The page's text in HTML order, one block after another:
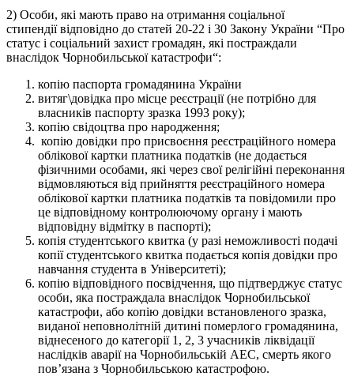
2) Особи, які мають право на отримання соціальної
стипендії відповідно до статей 20-22 і 30 Закону України “Про
статус і соціальний захист громадян, які постраждали
внаслідок Чорнобильської катастрофи“:
копію паспорта громадянина України
витяг\довідка про місце реєстрації (не потрібно для
власників паспорту зразка 1993 року);
копію свідоцтва про народження;
копію довідки про присвоєння реєстраційного номера
облікової картки платника податків (не додається
фізичними особами, які через свої релігійні переконання
відмовляються від прийняття реєстраційного номера
облікової картки платника податків та повідомили про
це відповідному контролюючому органу і мають
відповідну відмітку в паспорті);
копія студентського квитка (у разі неможливості подачі
копії студентського квитка подається копія довідки про
навчання студента в Університеті);
копію відповідного посвідчення, що підтверджує статус
особи, яка постраждала внаслідок Чорнобильської
катастрофи, або копію довідки встановленого зразка,
виданої неповнолітній дитині померлого громадянина,
віднесеного до категорії 1, 2, 3 учасників ліквідації
наслідків аварії на Чорнобильській АЕС, смерть якого
пов’язана з Чорнобильською катастрофою.